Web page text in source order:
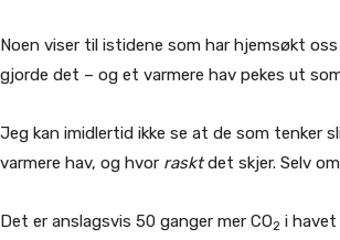
Noen viser til istidene som har hjemsøkt
gjorde det – og et varmere hav pekes ut
Jeg kan imidlertid ikke se at de som tenker
varmere hav, og hvor rasktdet skjer. Selv
Det er anslagsvis 50 ganger mer CO2 i